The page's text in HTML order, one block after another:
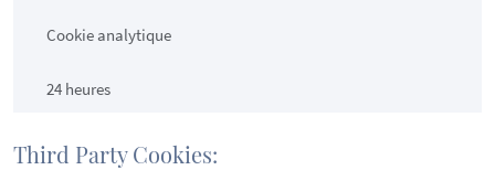
Cookie analytique
24 heures
Third Party Cookies: